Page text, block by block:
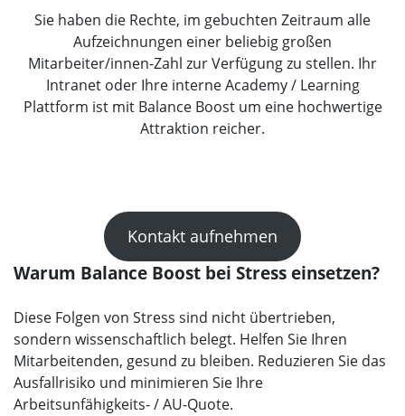
Sie haben die Rechte, im gebuchten Zeitraum alle
Aufzeichnungen einer beliebig großen
Mitarbeiter/innen-Zahl zur Verfügung zu stellen. Ihr
Intranet oder Ihre interne Academy / Learning
Plattform ist mit Balance Boost um eine hochwertige
Attraktion reicher.
Kontakt aufnehmen
Warum Balance Boost bei Stress einsetzen?
Diese Folgen von Stress sind nicht übertrieben,
sondern wissenschaftlich belegt. Helfen Sie Ihren
Mitarbeitenden, gesund zu bleiben. Reduzieren Sie das
Ausfallrisiko und minimieren Sie Ihre
Arbeitsunfähigkeits- / AU-Quote.